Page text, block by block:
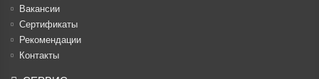
Вакансии
Cертификаты
Рекомендации
Контакты